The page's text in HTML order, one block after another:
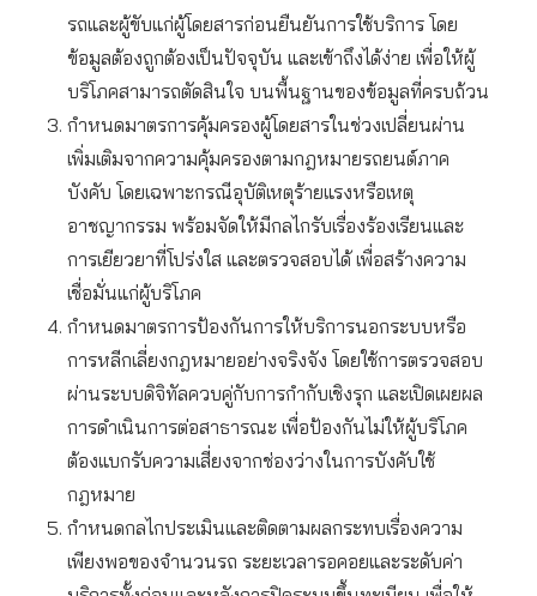
รถและผู้ขับแก่ผู้โดยสารก่อนยืนยันการใช้บริการ โดย
ข้อมูลต้องถูกต้องเป็นปัจจุบัน และเข้าถึงได้ง่าย เพื่อให้ผู้
บริโภคสามารถตัดสินใจ บนพื้นฐานของข้อมูลที่ครบถ้วน
กำหนดมาตรการคุ้มครองผู้โดยสารในช่วงเปลี่ยนผ่าน
เพิ่มเติมจากความคุ้มครองตามกฎหมายรถยนต์ภาค
บังคับ โดยเฉพาะกรณีอุบัติเหตุร้ายแรงหรือเหตุ
อาชญากรรม พร้อมจัดให้มีกลไกรับเรื่องร้องเรียนและ
การเยียวยาที่โปร่งใส และตรวจสอบได้ เพื่อสร้างความ
เชื่อมั่นแก่ผู้บริโภค
กำหนดมาตรการป้องกันการให้บริการนอกระบบหรือ
การหลีกเลี่ยงกฎหมายอย่างจริงจัง โดยใช้การตรวจสอบ
ผ่านระบบดิจิทัลควบคู่กับการกำกับเชิงรุก และเปิดเผยผล
การดำเนินการต่อสาธารณะ เพื่อป้องกันไม่ให้ผู้บริโภค
ต้องแบกรับความเสี่ยงจากช่องว่างในการบังคับใช้
กฎหมาย
กำหนดกลไกประเมินและติดตามผลกระทบเรื่องความ
เพียงพอของจำนวนรถ ระยะเวลารอคอยและระดับค่า